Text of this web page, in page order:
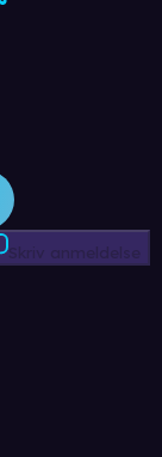
Skriv anmeldelse